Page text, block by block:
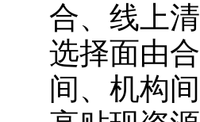
合、线上
选择面由
间、机构